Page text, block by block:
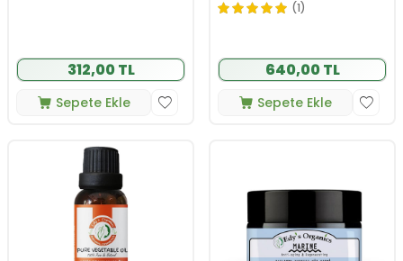
312,00 TL
Sepete Ekle
(1)
640,00 TL
Sepete Ekle